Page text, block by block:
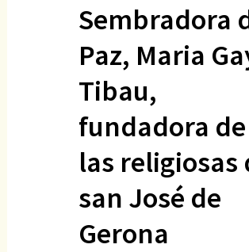
Sembradora
Paz, Maria
Tibau,
fundadora de
las religiosas
san José de
Gerona